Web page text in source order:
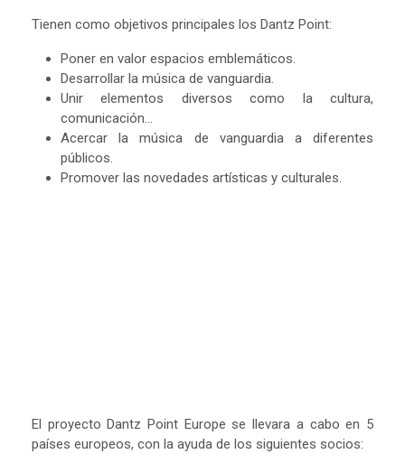
Tienen como objetivos principales los Dantz Point:
Poner en valor espacios emblemáticos.
Desarrollar la música de vanguardia.
Unir elementos diversos como la cultura,
comunicación…
Acercar la música de vanguardia a diferentes
públicos.
Promover las novedades artísticas y culturales.
El proyecto Dantz Point Europe se llevara a cabo en 5
países europeos, con la ayuda de los siguientes socios: